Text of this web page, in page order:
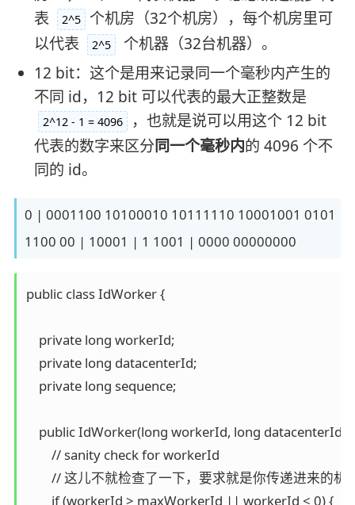
表
2^5
个机房（32个机房），每个机房里可
以代表
2^5
个机器（32台机器）。
12 bit：这个是用来记录同一个毫秒内产生的
不同 id，12 bit 可以代表的最大正整数是
2^12 - 1 = 4096
，也就是说可以用这个 12 bit
代表的数字来区分同一个毫秒内的 4096 个不
同的 id。
0 | 0001100 10100010 10111110 10001001 0101
1100 00 | 10001 | 1 1001 | 0000 00000000
public class IdWorker {
    private long workerId;
    private long datacenterId;
    private long sequence;
public IdWorker(long workerId, long datacenterId,
        // sanity check for workerId
// 这儿不就检查了一下，要求就是你传递进来
        if (workerId > maxWorkerId || workerId < 0) {